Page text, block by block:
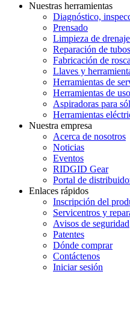
Nuestras herramientas
Diagnóstico,
Prensado
Limpieza de
Reparación de tubos
Fabricación de
Llaves y
Herramientas de
Herramientas de
Aspiradoras para
Herramientas
Nuestra empresa
Acerca de nosotros
Noticias
Eventos
RIDGID Gear
Portal de
Enlaces rápidos
Inscripción del
Servicentros y
Avisos de seguridad
Patentes
Dónde comprar
Contáctenos
Iniciar sesión